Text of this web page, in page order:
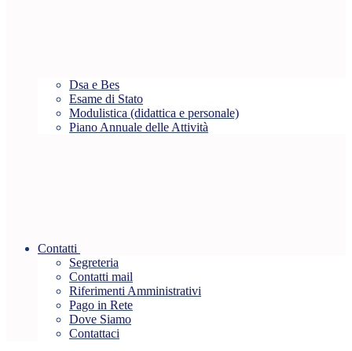
Dsa e Bes
Esame di Stato
Modulistica (didattica e personale)
Piano Annuale delle Attività
Contatti
Segreteria
Contatti mail
Riferimenti Amministrativi
Pago in Rete
Dove Siamo
Contattaci